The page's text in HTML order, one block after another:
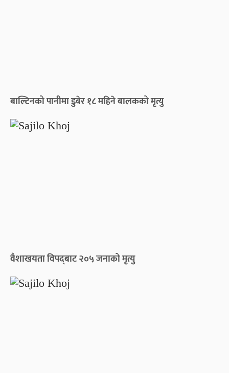
बाल्टिनको पानीमा डुबेर १८ महिने बालकको मृत्यु
वैशाखयता विपद्‌बाट २०५ जनाको मृत्यु